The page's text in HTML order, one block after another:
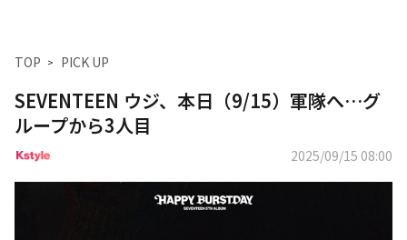
TOP PICK UP
SEVENTEEN ウジ、本日（9/15）軍隊へ…グ
ループから3人目
2025/09/15 08:00